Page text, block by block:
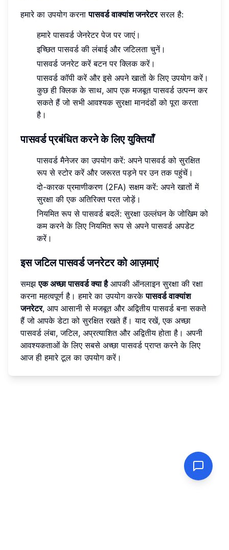
हमारे का उपयोग करनापासवर्ड वाक्यांश जनरेटरसरल है:
हमारे पासवर्ड जेनरेटर पेज पर जाएं।
इच्छित पासवर्ड की लंबाई और जटिलता चुनें।
पासवर्ड जनरेट करें बटन पर क्लिक करें।
पासवर्ड कॉपी करें और इसे अपने खातों के लिए उपयोग करें।
कुछ ही क्लिक के साथ, आप एक मजबूत पासवर्ड उत्पन्न कर
सकते हैं जो सभी आवश्यक सुरक्षा मानदंडों को पूरा करता
है।
पासवर्ड प्रबंधित करने के लिए युक्तियाँ
पासवर्ड मैनेजर का उपयोग करें: अपने पासवर्ड को सुरक्षित
रूप से स्टोर करें और जरूरत पड़ने पर उन तक पहुंचें।
दो-कारक प्रमाणीकरण (2FA) सक्षम करें: अपने खातों में
सुरक्षा की एक अतिरिक्त परत जोड़ें।
नियमित रूप से पासवर्ड बदलें: सुरक्षा उल्लंघन के जोखिम को
कम करने के लिए नियमित रूप से अपने पासवर्ड अपडेट
करें।
इस जटिल पासवर्ड जनरेटर को आज़माएं
समझएक अच्छा पासवर्ड क्या हैआपकी ऑनलाइन सुरक्षा की रक्षा
करना महत्वपूर्ण है। हमारे का उपयोग करकेपासवर्ड वाक्यांश
जनरेटर, आप आसानी से मजबूत और अद्वितीय पासवर्ड बना सकते
हैं जो आपके डेटा को सुरक्षित रखते हैं। याद रखें, एक अच्छा
पासवर्ड लंबा, जटिल, अप्रत्याशित और अद्वितीय होता है। अपनी
आवश्यकताओं के लिए सबसे अच्छा पासवर्ड प्राप्त करने के लिए
आज ही हमारे टूल का उपयोग करें।